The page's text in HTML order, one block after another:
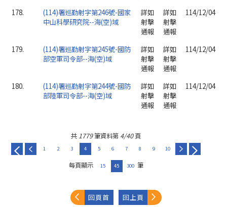
178.
(114)署巡勤射字第246號-國家
中山科學研究院--海(空)域
詳如
射擊
通報
詳如
射擊
通報
114/12/04
179.
(114)署巡勤射字第245號-國防
部空軍司令部--海(空)域
詳如
射擊
通報
詳如
射擊
通報
114/12/04
180.
(114)署巡勤射字第244號-國防
部陸軍司令部--海(空)域
詳如
射擊
通報
詳如
射擊
通報
114/12/04
共 1779筆資料第 4/40頁
1 2 3 4 5 6 7 8 9 10
每頁顯示 15 45 300 筆
回頁首 回上頁